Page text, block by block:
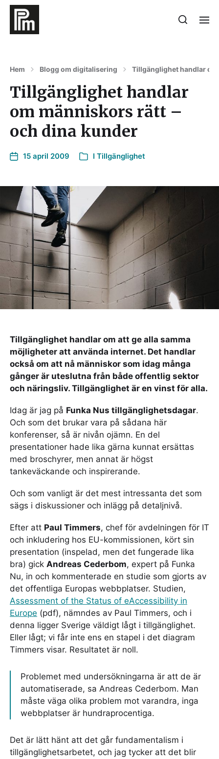
Hem Blogg om digitalisering Tillgänglighet handlar
Tillgänglighet handlar
om människors rätt –
och dina kunder
15 april 2009 I Tillgänglighet
Tillgänglighet handlar om att ge alla samma
möjligheter att använda internet. Det handlar
också om att nå människor som idag många
gånger är uteslutna från både offentlig sektor
och näringsliv. Tillgänglighet är en vinst för alla.
Idag är jag på Funka Nus tillgänglighetsdagar.
Och som det brukar vara på sådana här
konferenser, så är nivån ojämn. En del
presentationer hade lika gärna kunnat ersättas
med broschyrer, men annat är högst
tankeväckande och inspirerande.
Och som vanligt är det mest intressanta det som
sägs i diskussioner och inlägg på detaljnivå.
Efter att Paul Timmers, chef för avdelningen för IT
och inkludering hos EU-kommissionen, kört sin
presentation (inspelad, men det fungerade lika
bra) gick Andreas Cederbom, expert på Funka
Nu, in och kommenterade en studie som gjorts av
det offentliga Europas webbplatser. Studien,
Assessment of the Status of eAccessibility in
Europe (pdf), nämndes av Paul Timmers, och i
denna ligger Sverige väldigt lågt i tillgänglighet.
Eller lågt; vi får inte ens en stapel i det diagram
Timmers visar. Resultatet är noll.
Problemet med undersökningarna är att de är
automatiserade, sa Andreas Cederbom. Man
måste väga olika problem mot varandra, inga
webbplatser är hundraprocentiga.
Det är lätt hänt att det går fundamentalism i
tillgänglighetsarbetet, och jag tycker att det blir